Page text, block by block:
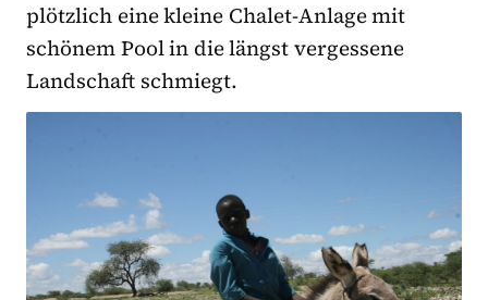
plötzlich eine kleine Chalet-Anlage mit
schönem Pool in die längst vergessene
Landschaft schmiegt.